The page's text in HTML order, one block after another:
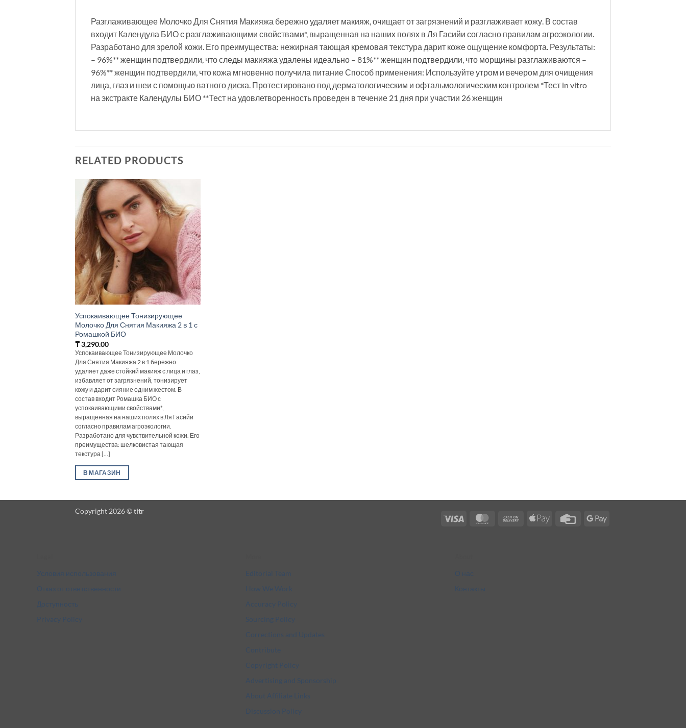
Разглаживающее Молочко Для Снятия Макияжа бережно удаляет макияж, очищает от загрязнений и разглаживает кожу. В состав
входит Календула БИО с разглаживающими свойствами*, выращенная на наших полях в Ля Гасийи согласно правилам агроэкологии.
Разработано для зрелой кожи. Его преимущества: нежирная тающая кремовая текстура дарит коже ощущение комфорта. Результаты:
– 96%** женщин подтвердили, что следы макияжа удалены идеально – 81%** женщин подтвердили, что морщины разглаживаются –
96%** женщин подтвердили, что кожа мгновенно получила питание Способ применения: Используйте утром и вечером для очищения
лица, глаз и шеи с помощью ватного диска. Протестировано под дерматологическим и офтальмологическим контролем *Тест in vitro
на экстракте Календулы БИО **Тест на удовлетворенность проведен в течение 21 дня при участии 26 женщин
RELATED PRODUCTS
Успокаивающее Тонизирующее
Молочко Для Снятия Макияжа 2 в 1 с
Ромашкой БИО
₸3,290.00
Успокаивающее Тонизирующее Молочко
Для Снятия Макияжа 2 в 1 бережно
удаляет даже стойкий макияж с лица и глаз,
избавляет от загрязнений, тонизирует
кожу и дарит сияние одним жестом. В
состав входит Ромашка БИО с
успокаивающими свойствами*,
выращенная на наших полях в Ля Гасийи
согласно правилам агроэкологии.
Разработано для чувствительной кожи. Его
преимущества: шелковистая тающая
текстура [...]
В МАГАЗИН
Visa MasterCardCash
Apple
Credit
Google
Copyright 2026 ©titr
Условия использования
Отказ от ответственности
Доступность
Privacy Policy
Editorial Team
How We Work
Accuracy Policy
Sourcing Policy
Corrections and Updates
Contribute
Copyright Policy
Advertising and Sponsorship
About Affiliate Links
Discussion Policy
О нас
Контакты